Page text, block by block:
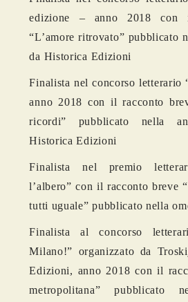
edizione – anno 2018 con
“L’amore ritrovato” pubblicato
da Historica Edizioni
Finalista nel concorso letterario
anno 2018 con il racconto
ricordi” pubblicato nella
Historica Edizioni
Finalista nel premio
l’albero” con il racconto breve
tutti uguale” pubblicato nella
Finalista al concorso
Milano!” organizzato da
Edizioni, anno 2018 con il
metropolitana” pubblicato